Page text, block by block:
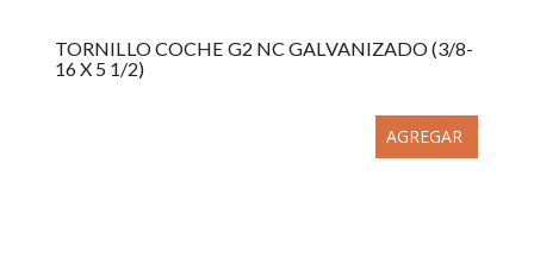
TORNILLO COCHE G2 NC GALVANIZADO (3/8-
16 X 5 1/2)
AGREGAR